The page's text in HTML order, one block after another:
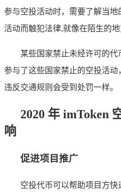
参与空投活动时，需要了解当
活动而触犯法律,就像在陌生的地
某些国家禁止未经许可的
参与了这些国家禁止的空投活
违反交通规则会受到处罚一样。
2020 年 imToken
响
促进项目推广
空投代币可以帮助项目方快